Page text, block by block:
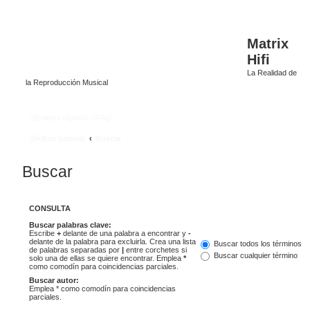
Matrix
Hifi
La Realidad de
la Reproducción Musical
Buscar
CONSULTA
Buscar palabras clave:
Escribe + delante de una palabra a encontrar y -
delante de la palabra para excluirla. Crea una lista
de palabras separadas por
entre corchetes si
solo una de ellas se quiere encontrar. Emplea *
como comodín para coincidencias parciales.
Buscar todos los términos
Buscar cualquier término
Buscar autor:
Emplea * como comodín para coincidencias
parciales.